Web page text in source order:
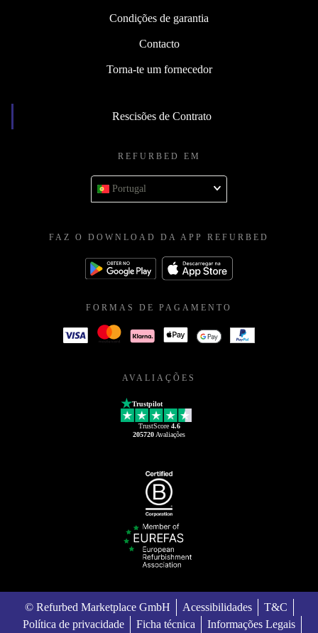
Condições de garantia
Contacto
Torna-te um fornecedor
Rescisões de Contrato
REFURBED EM
Portugal
FAZ O DOWNLOAD DA APP REFURBED
FORMAS DE PAGAMENTO
AVALIAÇÕES
Trustpilot
TrustScore 4.6
205720 Avaliações
© Refurbed Marketplace GmbH Acessibilidades
T&C
Política de privacidade
Ficha técnica Informações Legais